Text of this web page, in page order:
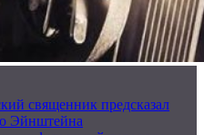
священник предсказал
Эйнштейна